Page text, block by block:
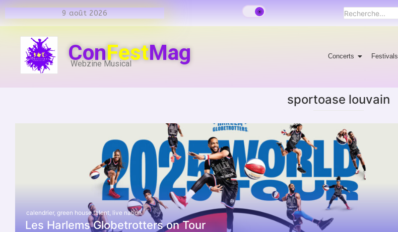
9 août 2026
ConFestMag
Webzine Musical
Concerts Festivals
sportoase louvain
calendrier, green house talent live nation
Les Harlems Globetrotters on Tour